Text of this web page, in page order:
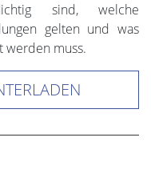
sind, welche
gelten und was
werden muss.